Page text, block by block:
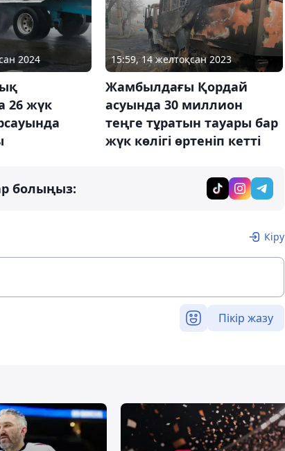
2024
26 жүк
15:59, 14 желтоқсан 2023
Жамбылдағы Қордай
асуында 30 миллион
теңге тұратын тауары бар
жүк көлігі өртеніп кетті
болыңыз:
Кіру
Пікір жазу